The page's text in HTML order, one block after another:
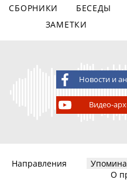
СБОРНИКИ БЕСЕДЫ
ЗАМЕТКИ
Новости и
Видео-
Направления
О